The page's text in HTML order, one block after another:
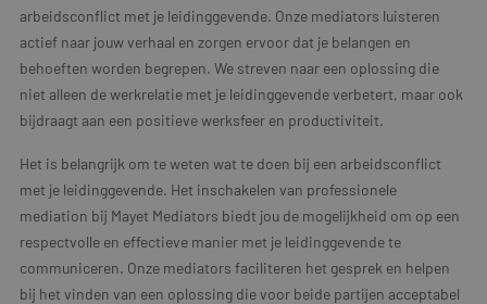
arbeidsconflict met je leidinggevende. Onze mediators luisteren
actief naar jouw verhaal en zorgen ervoor dat je belangen en
behoeften worden begrepen. We streven naar een oplossing die
niet alleen de werkrelatie met je leidinggevende verbetert, maar ook
bijdraagt aan een positieve werksfeer en productiviteit.
Het is belangrijk om te weten wat te doen bij een arbeidsconflict
met je leidinggevende. Het inschakelen van professionele
mediation bij Mayet Mediators biedt jou de mogelijkheid om op een
respectvolle en effectieve manier met je leidinggevende te
communiceren. Onze mediators faciliteren het gesprek en helpen
bij het vinden van een oplossing die voor beide partijen acceptabel